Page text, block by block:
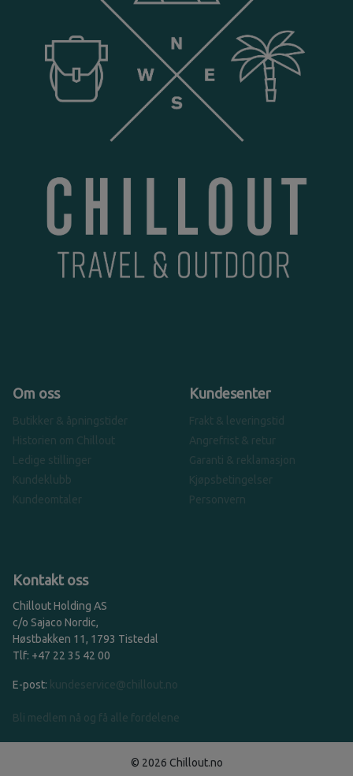
Om oss
Butikker & åpningstider
Historien om Chillout
Ledige stillinger
Kundeklubb
Kundeomtaler
Kundesenter
Frakt & leveringstid
Angrefrist & retur
Garanti & reklamasjon
Kjøpsbetingelser
Personvern
Kontakt oss
Chillout Holding AS
c/o Sajaco Nordic,
Høstbakken 11, 1793 Tistedal
Tlf: +47 22 35 42 00
E-post: kundeservice@chillout.no
Bli medlem nå og få alle fordelene
© 2026 Chillout.no